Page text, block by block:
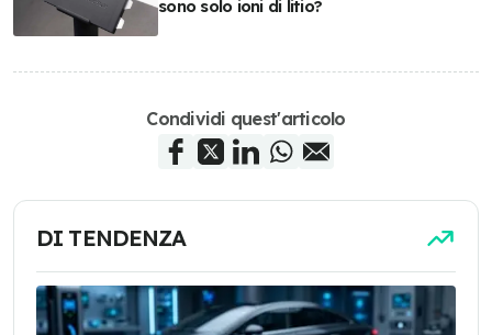
sono solo ioni di litio?
Condividi quest'articolo
DI TENDENZA